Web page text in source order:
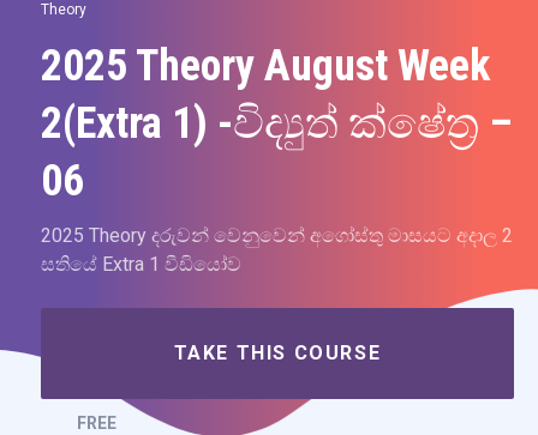
Theory
2025 Theory August Week
2(Extra 1) -විද්‍යුත් ක්ෂේත්‍ර –
06
2025 Theory දරුවන් වෙනුවෙන් අගෝස්තු මාසයට අදාල 2
සතියේ Extra 1 වීඩියෝව
TAKE THIS COURSE
FREE